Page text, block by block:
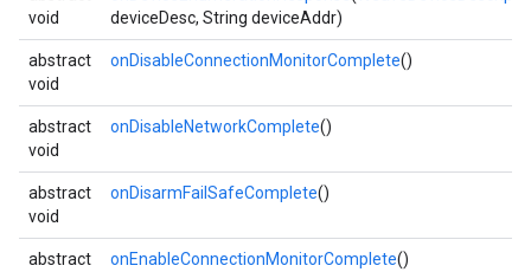
void
deviceDesc, String deviceAddr)
abstract
void
onDisableConnectionMonitorComplete()
abstract
void
onDisableNetworkComplete()
abstract
void
onDisarmFailSafeComplete()
abstract
onEnableConnectionMonitorComplete()